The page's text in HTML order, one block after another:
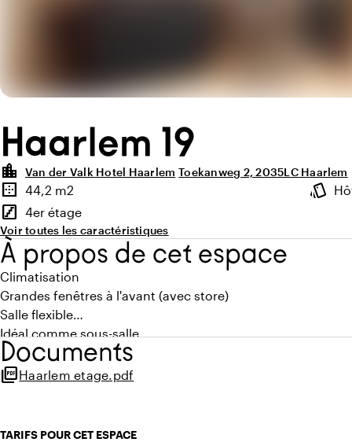
Haarlem 19
location_city
Van der Valk Hotel Haarlem Toekanweg 2, 2035LC Haarlem
Points forts
border_outer
Superficie
44,2 m2 style
stairs
Étage
4er étage
Voir toutes les caractéristiques
À propos de cet espace
Climatisation
Grandes fenêtres à l'avant (avec store)
Salle flexible
Idéal comme sous-salle
Écran TV de 65 pouces mobile
Gestion domotique via panneau de commande (son,
Murs insonorisés
Documents
picture_as_pdfHaarlem etage.pdf
TARIFS POUR CET ESPACE